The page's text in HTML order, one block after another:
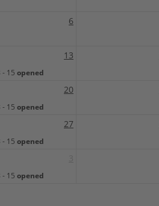
6
13
- 15 opened
20
- 15 opened
27
- 15 opened
- 15 opened